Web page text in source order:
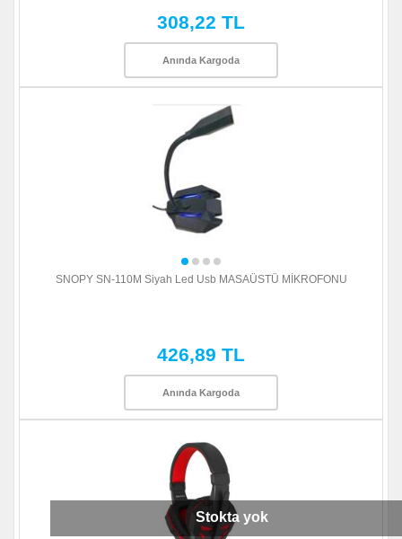
308,22 TL
Anında Kargoda
SNOPY SN-110M Siyah Led Usb MASAÜSTÜ MİKROFONU
426,89 TL
Anında Kargoda
Stokta yok